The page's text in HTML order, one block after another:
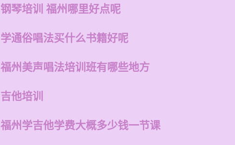
钢琴培训 福州哪里好点呢
学通俗唱法买什么书籍好呢
福州美声唱法培训班有哪些地方
吉他培训
福州学吉他学费大概多少钱一节课